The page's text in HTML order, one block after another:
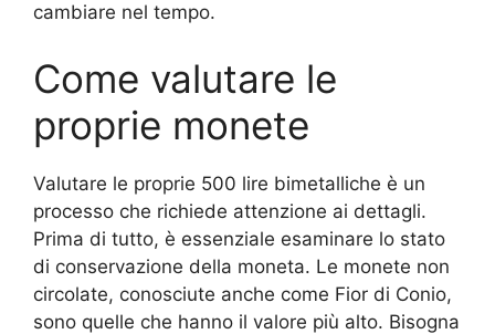
cambiare nel tempo.
Come valutare le
proprie monete
Valutare le proprie 500 lire bimetalliche è un
processo che richiede attenzione ai dettagli.
Prima di tutto, è essenziale esaminare lo stato
di conservazione della moneta. Le monete non
circolate, conosciute anche come Fior di Conio,
sono quelle che hanno il valore più alto. Bisogna